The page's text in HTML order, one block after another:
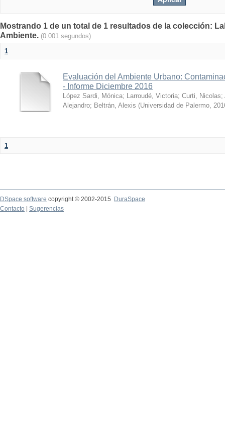
Mostrando 1 de un total de 1 resultados de la colección:
Ambiente. (0.001 segundos)
1
Evaluación del Ambiente Urbano:
- Informe Diciembre 2016
López Sardi, Mónica; Larroudé, Victoria; Curti, Nicolas;
Alejandro; Beltrán, Alexis (Universidad de Palermo,
1
DSpace software copyright © 2002-2015
DuraSpace
Contacto
Sugerencias